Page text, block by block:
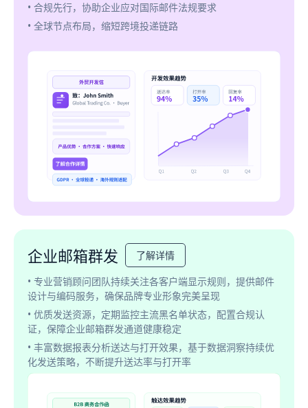
• 合规先行，协助企业应对国际邮件法规要求
• 全球节点布局，缩短跨境投递链路
企业邮箱群发
了解详情
• 专业营销顾问团队持续关注各客户端显示规则，提供邮件
设计与编码服务，确保品牌专业形象完美呈现
• 优质发送资源，定期监控主流黑名单状态，配置合规认
证，保障企业邮箱群发通道健康稳定
• 丰富数据报表分析送达与打开效果，基于数据洞察持续优
化发送策略，不断提升送达率与打开率